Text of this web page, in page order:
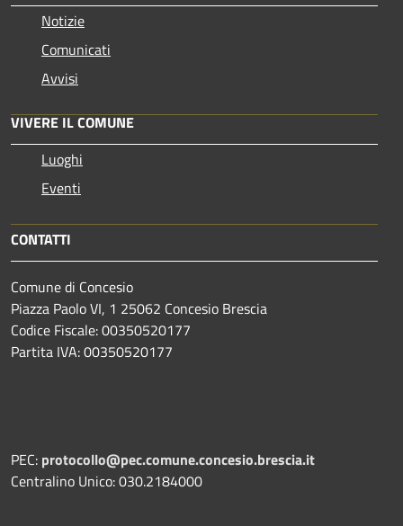
Notizie
Comunicati
Avvisi
VIVERE IL COMUNE
Luoghi
Eventi
CONTATTI
Comune di Concesio
Piazza Paolo VI, 1 25062 Concesio Brescia
Codice Fiscale: 00350520177
Partita IVA: 00350520177
PEC: protocollo@pec.comune.concesio.brescia.it
Centralino Unico: 030.2184000